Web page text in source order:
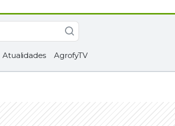
Atualidades AgrofyTV